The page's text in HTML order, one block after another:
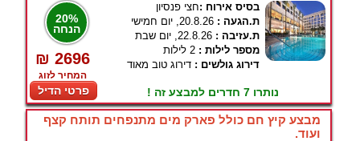
20%
הנחה
₪ 2696
המחיר לזוג
פרטי הדיל
בסיס אירוח :חצי פנסיון
ת.הגעה : 20.8.26, יום חמישי
ת.עזיבה : 22.8.26, יום שבת
מספר לילות : 2 לילות
דירוג גולשים : דירוג טוב מאוד
נותרו 7 חדרים למבצע זה !
מבצע קיץ חם כולל פארק מים מתנפחים תותח קצף
ועוד.